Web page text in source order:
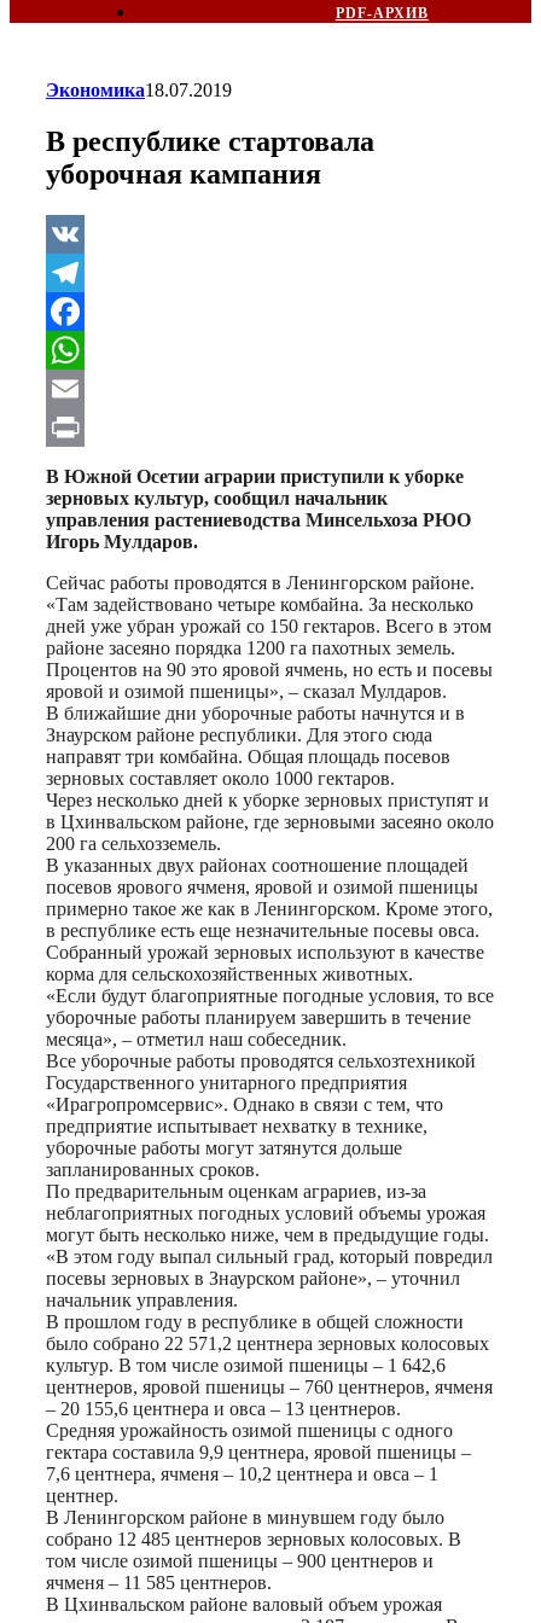
PDF-АРХИВ
Экономика18.07.2019
В республике стартовала
уборочная кампания
VK
Telegram
Facebook
WhatsApp
Email
Print
В Южной Осетии аграрии приступили к уборке
зерновых культур, сообщил начальник
управления растениеводства Минсельхоза РЮО
Игорь Мулдаров.
Сейчас работы проводятся в Ленингорском районе.
«Там задействовано четыре комбайна. За несколько
дней уже убран урожай со 150 гектаров. Всего в этом
районе засеяно порядка 1200 га пахотных земель.
Процентов на 90 это яровой ячмень, но есть и посевы
яровой и озимой пшеницы», – сказал Мулдаров.
В ближайшие дни уборочные работы начнутся и в
Знаурском районе республики. Для этого сюда
направят три комбайна. Общая площадь посевов
зерновых составляет около 1000 гектаров.
Через несколько дней к уборке зерновых приступят и
в Цхинвальском районе, где зерновыми засеяно около
200 га сельхозземель.
В указанных двух районах соотношение площадей
посевов ярового ячменя, яровой и озимой пшеницы
примерно такое же как в Ленингорском. Кроме этого,
в республике есть еще незначительные посевы овса.
Собранный урожай зерновых используют в качестве
корма для сельскохозяйственных животных.
«Если будут благоприятные погодные условия, то все
уборочные работы планируем завершить в течение
месяца», – отметил наш собеседник.
Все уборочные работы проводятся сельхозтехникой
Государственного унитарного предприятия
«Ирагропромсервис». Однако в связи с тем, что
предприятие испытывает нехватку в технике,
уборочные работы могут затянутся дольше
запланированных сроков.
По предварительным оценкам аграриев, из-за
неблагоприятных погодных условий объемы урожая
могут быть несколько ниже, чем в предыдущие годы.
«В этом году выпал сильный град, который повредил
посевы зерновых в Знаурском районе», – уточнил
начальник управления.
В прошлом году в республике в общей сложности
было собрано 22 571,2 центнера зерновых колосовых
культур. В том числе озимой пшеницы – 1 642,6
центнеров, яровой пшеницы – 760 центнеров, ячменя
– 20 155,6 центнера и овса – 13 центнеров.
Средняя урожайность озимой пшеницы с одного
гектара составила 9,9 центнера, яровой пшеницы –
7,6 центнера, ячменя – 10,2 центнера и овса – 1
центнер.
В Ленингорском районе в минувшем году было
собрано 12 485 центнеров зерновых колосовых. В
том числе озимой пшеницы – 900 центнеров и
ячменя – 11 585 центнеров.
В Цхинвальском районе валовый объем урожая